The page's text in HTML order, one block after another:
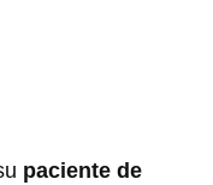
paciente de